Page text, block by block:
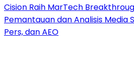
Cision Raih MarTech
Pemantauan dan Analisis Media
Pers, dan AEO